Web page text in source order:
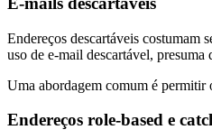
Endereços descartáveis costumam
uso de e-mail descartável, presuma
Uma abordagem comum é permitir
Endereços role-based e